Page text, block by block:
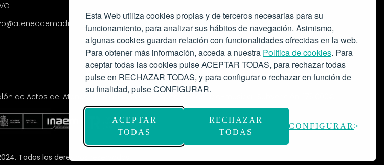
Esta Web utiliza cookies propias y de terceros necesarias para su
funcionamiento, para analizar sus hábitos de navegación. Asimismo,
algunas cookies guardan relación con funcionalidades ofrecidas en la web.
Para obtener más información, acceda a nuestra Política de cookies. Para
aceptar todas las cookies pulse ACEPTAR TODAS, para rechazar todas
pulse en RECHAZAR TODAS, y para configurar o rechazar en función de
su finalidad, pulse CONFIGURAR.
ACEPTAR
TODAS
RECHAZAR
TODAS
CONFIGURAR
de Actos del Ateneo de Madrid como espacio escénico-musical.
Todos los derechos reservados